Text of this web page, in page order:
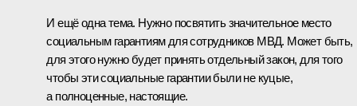
И ещё одна тема. Нужно посвятить значительное место
социальным гарантиям для сотрудников МВД. Может быть,
для этого нужно будет принять отдельный закон, для того
чтобы эти социальные гарантии были не куцые,
а полноценные, настоящие.